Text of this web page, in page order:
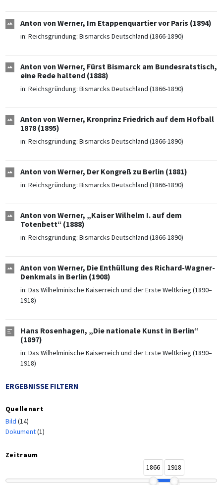
Anton von Werner, Im Etappenquartier vor Paris (1894)
in: Reichsgründung: Bismarcks Deutschland (1866-1890)
Anton von Werner, Fürst Bismarck am Bundesratstisch,
eine Rede haltend (1888)
in: Reichsgründung: Bismarcks Deutschland (1866-1890)
Anton von Werner, Kronprinz Friedrich auf dem Hofball
1878 (1895)
in: Reichsgründung: Bismarcks Deutschland (1866-1890)
Anton von Werner, Der Kongreß zu Berlin (1881)
in: Reichsgründung: Bismarcks Deutschland (1866-1890)
Anton von Werner, „Kaiser Wilhelm I. auf dem
Totenbett“ (1888)
in: Reichsgründung: Bismarcks Deutschland (1866-1890)
Anton von Werner, Die Enthüllung des Richard-Wagner-
Denkmals in Berlin (1908)
in: Das Wilhelminische Kaiserreich und der Erste Weltkrieg (1890–
1918)
Hans Rosenhagen, „Die nationale Kunst in Berlin“
(1897)
in: Das Wilhelminische Kaiserreich und der Erste Weltkrieg (1890–
1918)
ERGEBNISSE FILTERN
Quellenart
Bild (14)
Dokument(1)
Zeitraum
1866
1918